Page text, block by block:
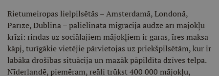
Rietumeiropas lielpilsētās – Amsterdamā, Londonā,
Parīzē, Dublinā – palielināta migrācija audzē arī mājokļu
krīzi: rindas uz sociālajiem mājokļiem ir garas, īres maksa
kāpj, turīgākie vietējie pārvietojas uz priekšpilsētām, kur ir
labāka drošības situācija un mazāk pāpildīta dzīves telpa.
Nīderlandē, piemēram, reāli trūkst 400 000 mājokļu,